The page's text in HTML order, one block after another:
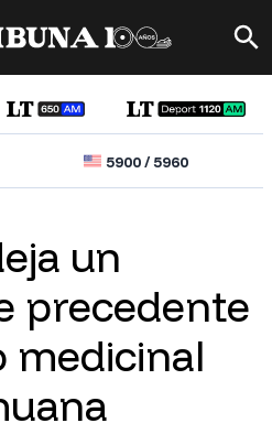
5900/5960
un
precedente
medicinal